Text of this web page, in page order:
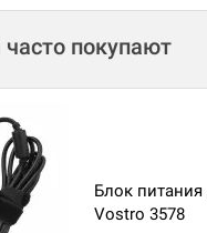
покупают
Блок питания
Vostro 3578